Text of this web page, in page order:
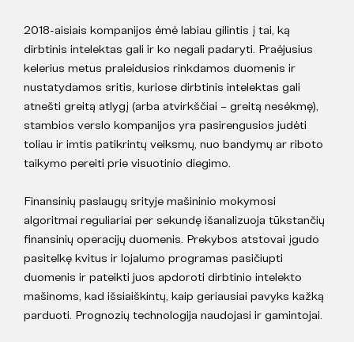
2018-aisiais kompanijos ėmė labiau gilintis į tai, ką
dirbtinis intelektas gali ir ko negali padaryti. Praėjusius
kelerius metus praleidusios rinkdamos duomenis ir
nustatydamos sritis, kuriose dirbtinis intelektas gali
atnešti greitą atlygį (arba atvirkščiai – greitą nesėkmę),
stambios verslo kompanijos yra pasirengusios judėti
toliau ir imtis patikrintų veiksmų, nuo bandymų ar riboto
taikymo pereiti prie visuotinio diegimo.
Finansinių paslaugų srityje mašininio mokymosi
algoritmai reguliariai per sekundę išanalizuoja tūkstančių
finansinių operacijų duomenis. Prekybos atstovai įgudo
pasitelkę kvitus ir lojalumo programas pasičiupti
duomenis ir pateikti juos apdoroti dirbtinio intelekto
mašinoms, kad išsiaiškintų, kaip geriausiai pavyks kažką
parduoti. Prognozių technologija naudojasi ir gamintojai.